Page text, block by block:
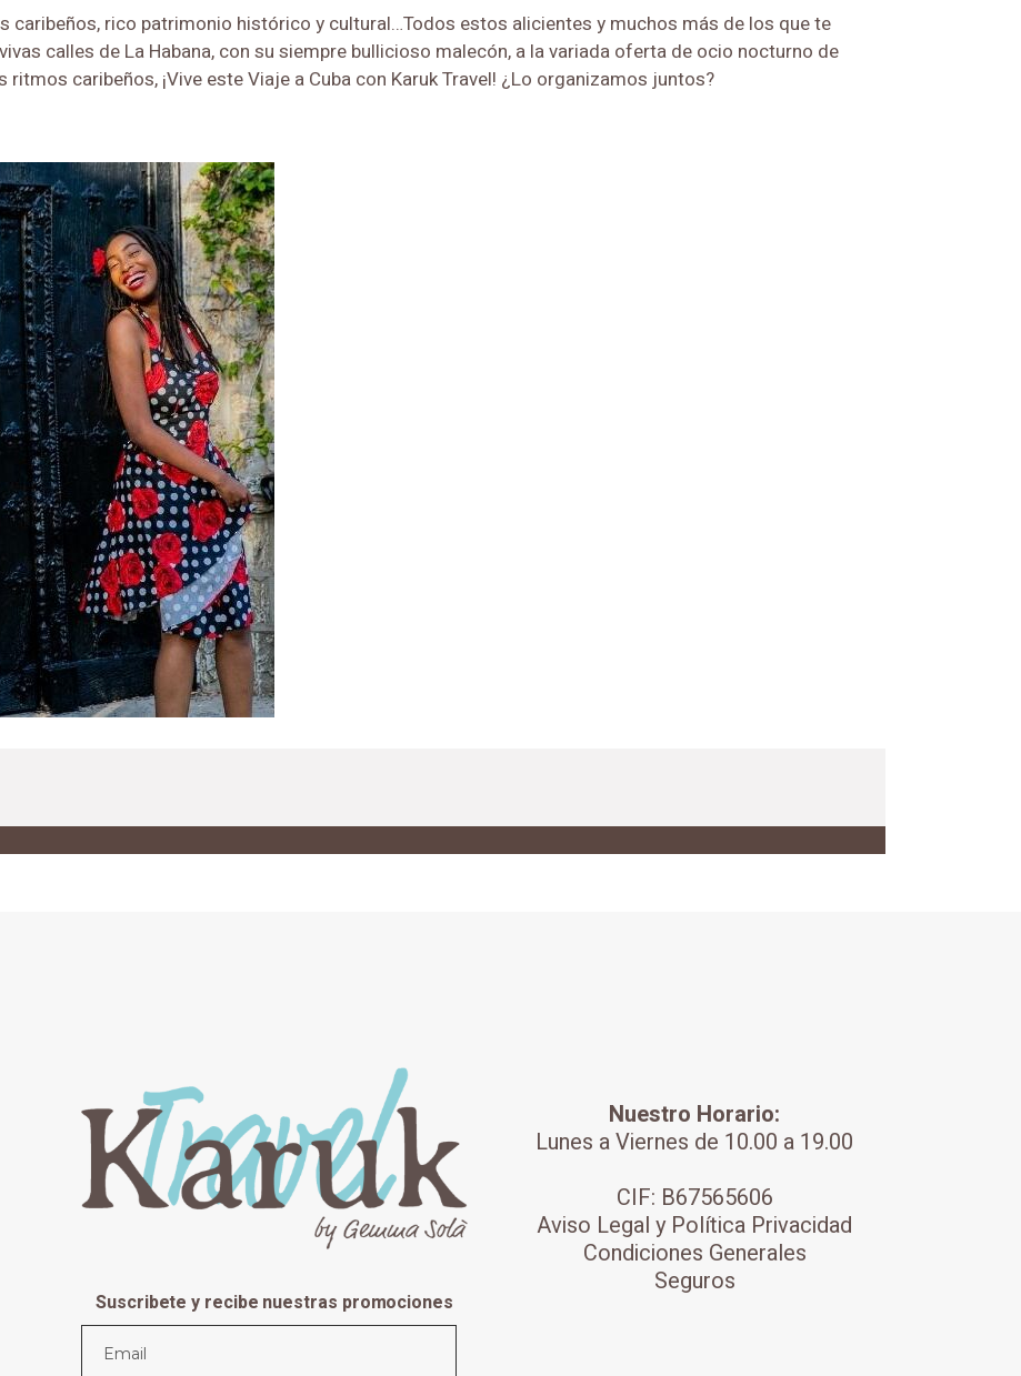
caribeños, rico patrimonio histórico y cultural…Todos estos alicientes y muchos más de los que te
calles de La Habana, con su siempre bullicioso malecón, a la variada oferta de ocio nocturno de
caribeños, ¡Vive este Viaje a Cuba con Karuk Travel! ¿Lo organizamos juntos?
Suscribete y recibe nuestras promociones
Nuestro Horario:
Lunes a Viernes de 10.00 a 19.00
CIF: B67565606
Aviso Legal y Política Privacidad
Condiciones Generales
Seguros